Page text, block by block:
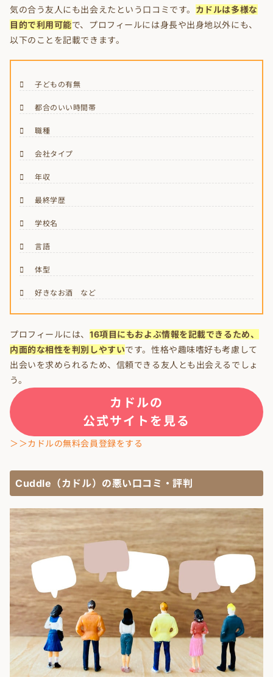
気の合う友人にも出会えたという口コミです。 カドルは多様な
目的で利用可能で、プロフィールには身長や出身地以外にも、
以下のことを記載できます。
子どもの有無
都合のいい時間帯
職種
会社タイプ
年収
最終学歴
学校名
言語
体型
好きなお酒 など
プロフィールには、16項目にもおよぶ情報を記載できるため、
内面的な相性を判別しやすいです。性格や趣味嗜好も考慮して
出会いを求められるため、信頼できる友人とも出会えるでしょ
う。
カドルの
公式サイトを見る
＞＞カドルの無料会員登録をする
Cuddle（カドル）の悪い口コミ・評判